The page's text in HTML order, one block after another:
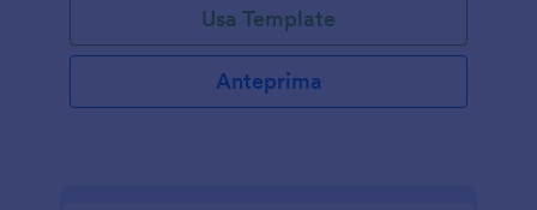
Usa Template
Anteprima